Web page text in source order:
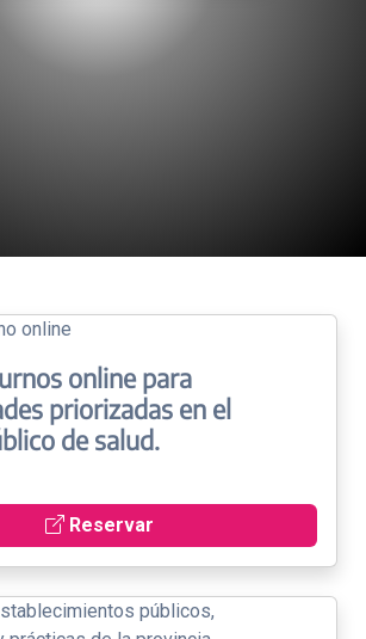
online para
priorizadas en el
de salud.
Reservar